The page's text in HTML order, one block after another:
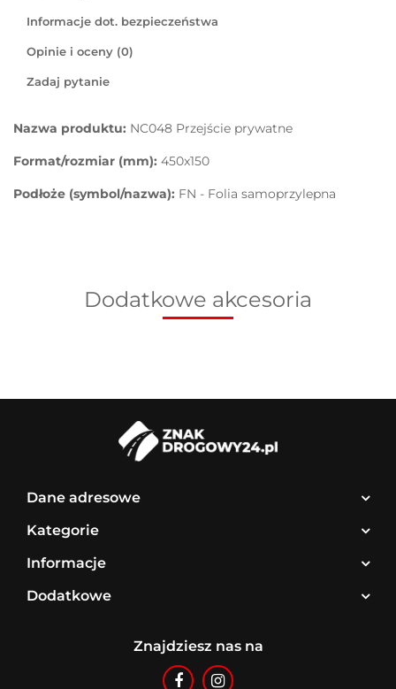
Informacje dot. bezpieczeństwa
Opinie i oceny (0)
Zadaj pytanie
Nazwa produktu: NC048 Przejście prywatne
Format/rozmiar (mm): 450x150
Podłoże (symbol/nazwa): FN - Folia samoprzylepna
Dodatkowe akcesoria
Dane adresowe
Kategorie
Informacje
Dodatkowe
Znajdziesz nas na